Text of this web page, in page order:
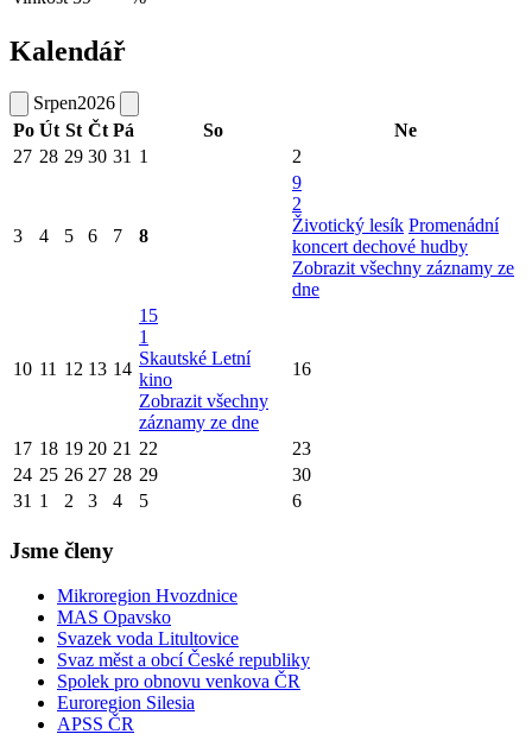
Kalendář
Srpen2026
Po Út St Čt Pá So
Ne
27 28 29 30 31 1 2
3 4 5 6 7 8
9
2
Životický lesík Promenádní
koncert dechové hudby
Zobrazit všechny záznamy ze
dne
10 11 12 13 14
15
1
Skautské Letní
kino
Zobrazit všechny
záznamy ze dne
16
17 18 19 20 21 22
23
24 25 26 27 28 29
30
31 1 2 3 4 5 6
Jsme členy
Mikroregion Hvozdnice
MAS Opavsko
Svazek voda Litultovice
Svaz měst a obcí České republiky
Spolek pro obnovu venkova ČR
Euroregion Silesia
APSS ČR